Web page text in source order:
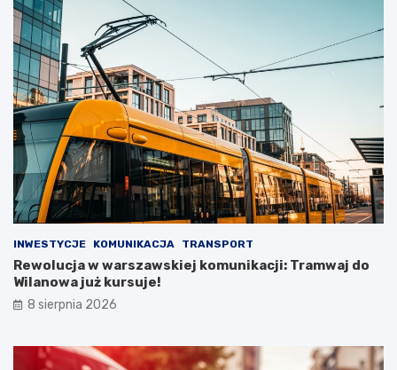
INWESTYCJE KOMUNIKACJA TRANSPORT
Rewolucja w warszawskiej komunikacji: Tramwaj do
Wilanowa już kursuje!
8 sierpnia 2026